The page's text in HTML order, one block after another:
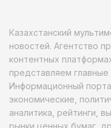
Казахстанский
новостей. Агентство
контентных
представляем
Информационный
экономические,
аналитика, рейтинги,
рынки ценных бумаг,